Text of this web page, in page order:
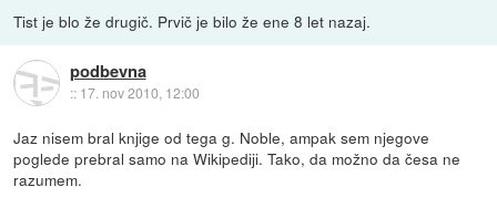
Tist je blo že drugič. Prvič je bilo že ene 8 let nazaj.
podbevna
:: 17. nov 2010, 12:00
Jaz nisem bral knjige od tega g. Noble, ampak sem njegove
poglede prebral samo na Wikipediji. Tako, da možno da česa ne
razumem.